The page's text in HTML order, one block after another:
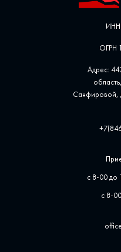
ИНН
ОГРН
Адрес:
Санфировой,
с 8-00 до
с 8-